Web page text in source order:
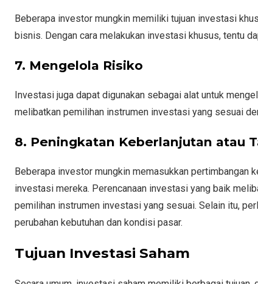
Beberapa investor mungkin memiliki tujuan investasi
bisnis. Dengan cara melakukan investasi khusus, tentu
7. Mengelola Risiko
Investasi juga dapat digunakan sebagai alat untuk
melibatkan pemilihan instrumen investasi yang sesuai
8. Peningkatan Keberlanjutan atau
Beberapa investor mungkin memasukkan pertimbangan
investasi mereka. Perencanaan investasi yang baik
pemilihan instrumen investasi yang sesuai. Selain itu,
perubahan kebutuhan dan kondisi pasar.
Tujuan Investasi Saham